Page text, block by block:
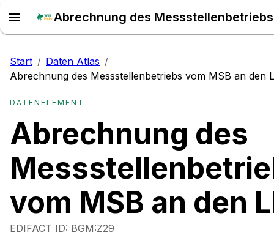
Start / Daten Atlas /
Abrechnung des Messstellenbetriebs vom MSB an den
DATENELEMENT
Abrechnung des
vom MSB an den
EDIFACT ID: BGM:Z29